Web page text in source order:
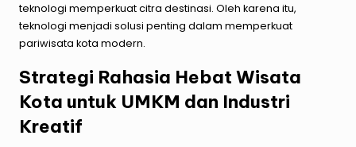
teknologi memperkuat citra destinasi. Oleh karena itu,
teknologi menjadi solusi penting dalam memperkuat
pariwisata kota modern.
Strategi Rahasia Hebat Wisata
Kota untuk UMKM dan Industri
Kreatif